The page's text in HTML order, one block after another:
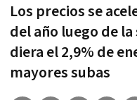
Los precios se
del año luego de
diera el 2,9% de
mayores subas